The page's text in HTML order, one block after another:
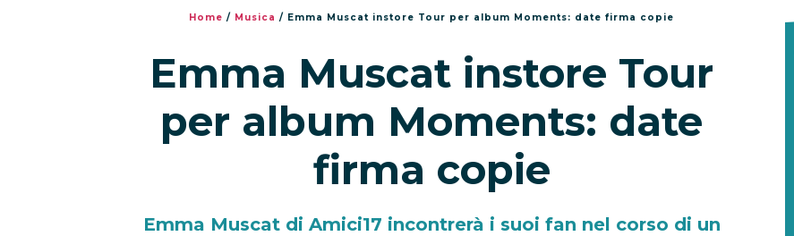
Home / Musica / Emma Muscat instore Tour per album Moments: date firma copie
Emma Muscat instore Tour
per album Moments: date
firma copie
Emma Muscat di Amici17 incontrerà i suoi fan nel corso di un